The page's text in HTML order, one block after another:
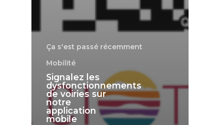
Ça s'est passé récemment
Mobilité
Signalez les
dysfonctionnements
de voiries sur
notre
application
mobile